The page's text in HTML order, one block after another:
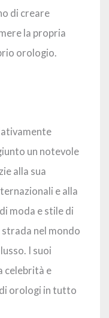
di creare
la propria
orologio.
un notevole
alla sua
e alla
moda e stile di
strada nel mondo
I suoi
celebrità e
orologi in tutto